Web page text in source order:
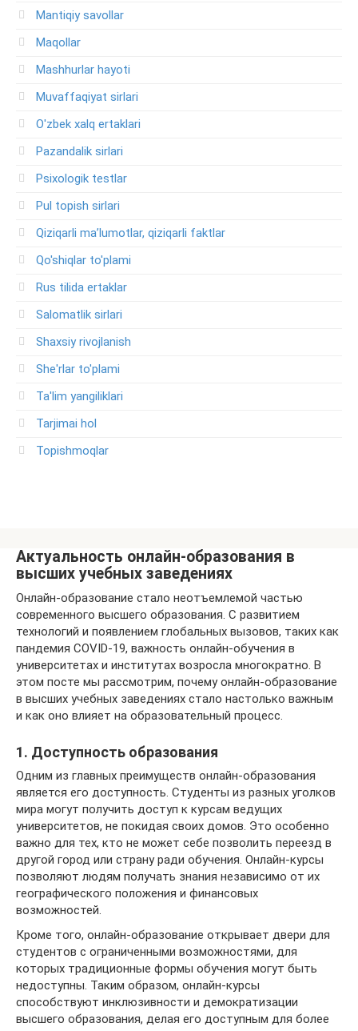
Mantiqiy savollar
Maqollar
Mashhurlar hayoti
Muvaffaqiyat sirlari
O'zbek xalq ertaklari
Pazandalik sirlari
Psixologik testlar
Pul topish sirlari
Qiziqarli ma’lumotlar, qiziqarli faktlar
Qo'shiqlar to'plami
Rus tilida ertaklar
Salomatlik sirlari
Shaxsiy rivojlanish
She'rlar to'plami
Ta'lim yangiliklari
Tarjimai hol
Topishmoqlar
Актуальность онлайн-образования в
высших учебных заведениях
Онлайн-образование стало неотъемлемой частью
современного высшего образования. С развитием
технологий и появлением глобальных вызовов, таких как
пандемия COVID-19, важность онлайн-обучения в
университетах и институтах возросла многократно. В
этом посте мы рассмотрим, почему онлайн-образование
в высших учебных заведениях стало настолько важным
и как оно влияет на образовательный процесс.
1. Доступность образования
Одним из главных преимуществ онлайн-образования
является его доступность. Студенты из разных уголков
мира могут получить доступ к курсам ведущих
университетов, не покидая своих домов. Это особенно
важно для тех, кто не может себе позволить переезд в
другой город или страну ради обучения. Онлайн-курсы
позволяют людям получать знания независимо от их
географического положения и финансовых
возможностей.
Кроме того, онлайн-образование открывает двери для
студентов с ограниченными возможностями, для
которых традиционные формы обучения могут быть
недоступны. Таким образом, онлайн-курсы
способствуют инклюзивности и демократизации
высшего образования, делая его доступным для более